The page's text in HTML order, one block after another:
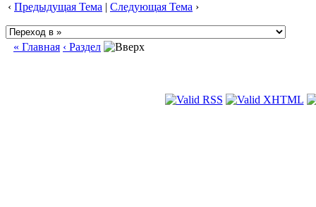
‹ Предыдущая Тема | Следующая Тема ›
« Главная ‹ Раздел